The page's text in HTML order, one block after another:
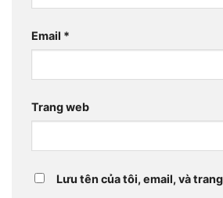
Email *
Trang web
Lưu tên của tôi, email, và